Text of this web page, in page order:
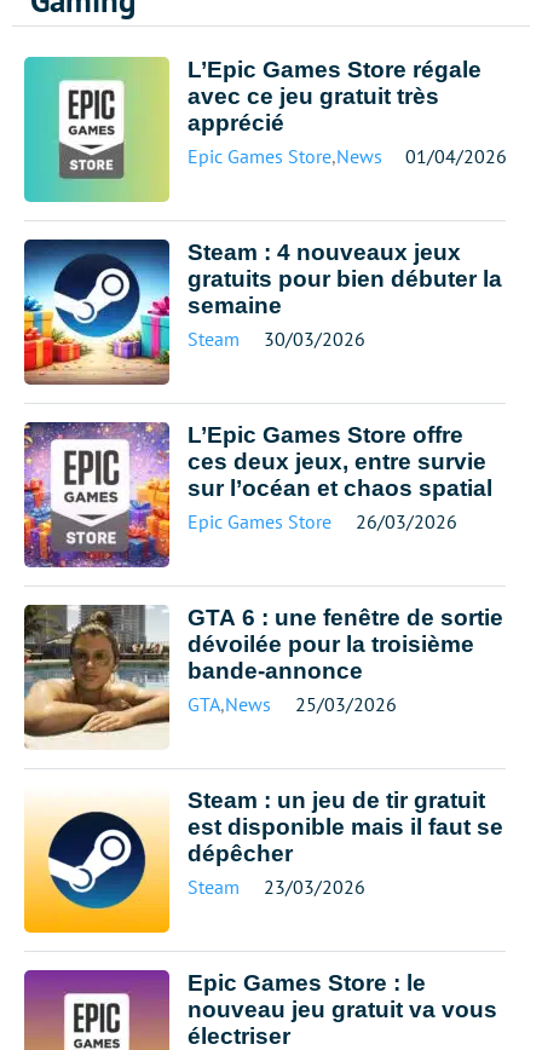
L’Epic Games Store régale
avec ce jeu gratuit très
apprécié
Epic Games Store,News 01/04/2026
Steam : 4 nouveaux jeux
gratuits pour bien débuter la
semaine
Steam 30/03/2026
L’Epic Games Store offre
ces deux jeux, entre survie
sur l’océan et chaos spatial
Epic Games Store 26/03/2026
GTA 6 : une fenêtre de sortie
dévoilée pour la troisième
bande-annonce
GTA,News 25/03/2026
Steam : un jeu de tir gratuit
est disponible mais il faut se
dépêcher
Steam 23/03/2026
Epic Games Store : le
nouveau jeu gratuit va vous
électriser